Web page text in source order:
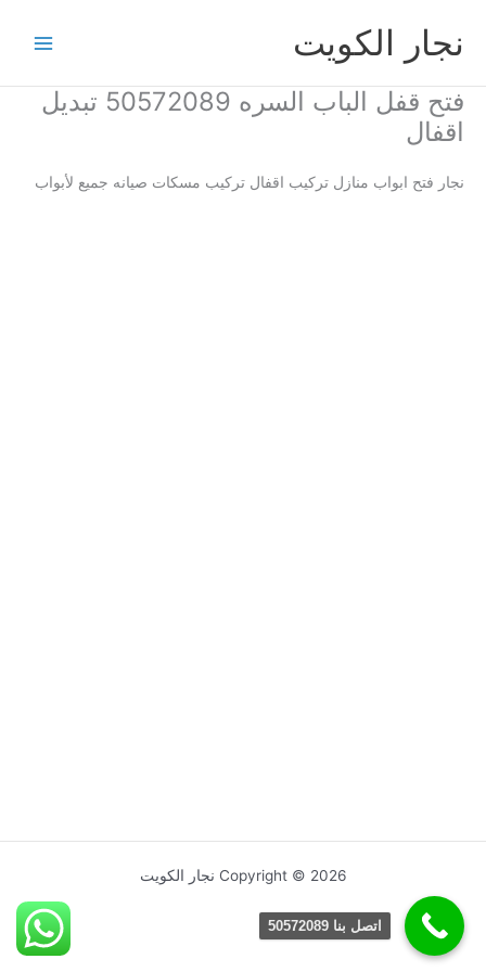
المحتوىنجار الكويت
فتح قفل الباب السره 50572089 تبديل
اقفال
نجار فتح ابواب منازل تركيب اقفال تركيب مسكات صيانه جميع لأبواب
Copyright © 2026 نجار الكويت
اتصل بنا 50572089